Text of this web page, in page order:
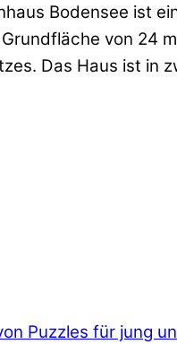
Bodensee ist
von 24
Das Haus ist in
Puzzles für jung